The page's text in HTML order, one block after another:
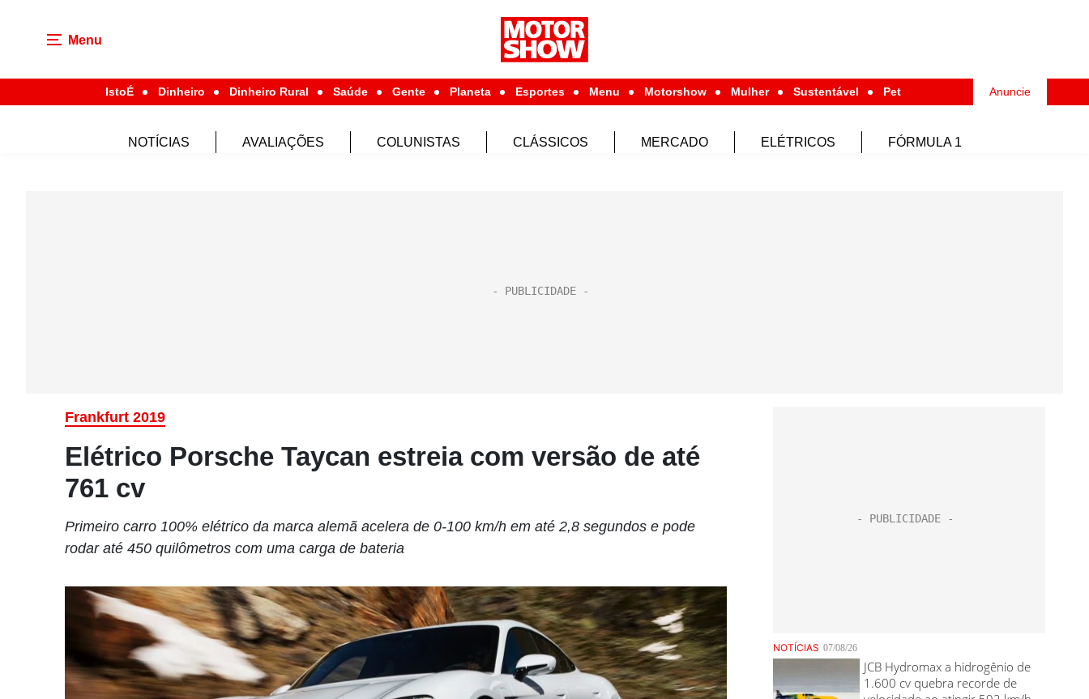
Menu
IstoÉ Dinheiro Dinheiro Rural Saúde Gente Planeta Esportes Menu Motorshow Mulher Sustentável Pet Anuncie
NOTÍCIAS AVALIAÇÕES COLUNISTAS CLÁSSICOS MERCADO ELÉTRICOS FÓRMULA 1
Frankfurt 2019
Elétrico Porsche Taycan estreia com versão de até
761 cv
Primeiro carro 100% elétrico da marca alemã acelera de 0-100 km/h em até 2,8 segundos e pode
rodar até 450 quilômetros com uma carga de bateria